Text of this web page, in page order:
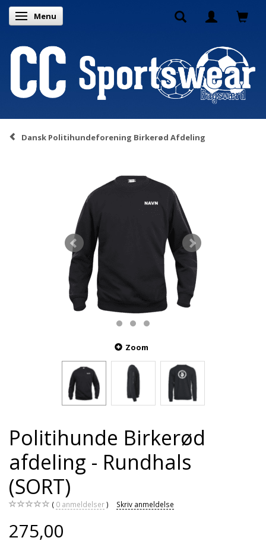
Skifte navigation
Menu
Dansk Politihundeforening Birkerød Afdeling
Zoom
Politihunde Birkerød
afdeling - Rundhals
(SORT)
0 anmeldelser Skriv anmeldelse
275,00